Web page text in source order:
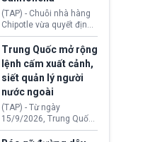
thống Donald Trump tới
thăm địa điểm này.
(TAP) - Chuỗi nhà hàng
Chipotle vừa quyết định
loại bỏ tất cả ớt jalapeño
khỏi những cửa hàng
trên toàn lãnh thổ Hoa
Kỳ. Nguyên nhân do cơ
quan y tế nghi ngờ
nguyên liệu liên quan
đến ổ dịch Salmonella
khiến ít nhất 110 người
mắc bệnh tại bang
Minnesota.
Trung Quốc mở rộng
lệnh cấm xuất cảnh,
siết quản lý người
nước ngoài
(TAP) - Từ ngày
15/9/2026, Trung Quốc
áp dụng quy định mới về